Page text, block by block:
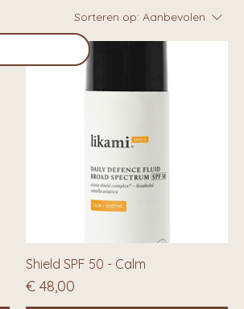
Sorteren op: Aanbevolen
Shield SPF 50 - Calm
Prijs
€ 48,00